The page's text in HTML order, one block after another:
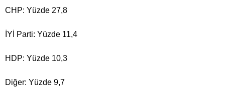
CHP: Yüzde 27,8
İYİ Parti: Yüzde 11,4
HDP: Yüzde 10,3
Diğer: Yüzde 9,7